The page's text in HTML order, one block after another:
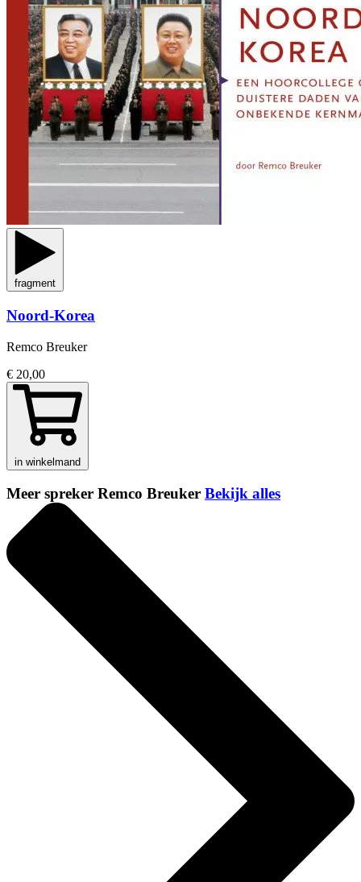
fragment
Noord-Korea
Remco Breuker
€ 20,00
in winkelmand
Meer spreker Remco Breuker Bekijk alles